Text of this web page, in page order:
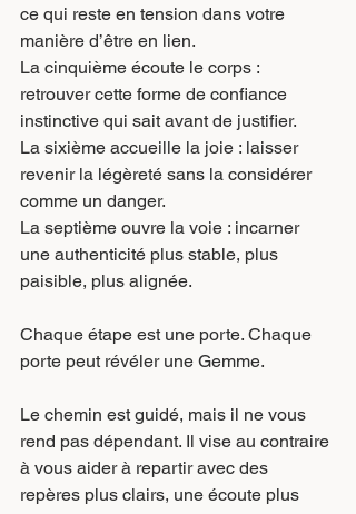
ce qui reste en tension dans votre
manière d’être en lien.
La cinquième écoute le corps :
retrouver cette forme de confiance
instinctive qui sait avant de justifier.
La sixième accueille la joie : laisser
revenir la légèreté sans la considérer
comme un danger.
La septième ouvre la voie : incarner
une authenticité plus stable, plus
paisible, plus alignée.
Chaque étape est une porte. Chaque
porte peut révéler une Gemme.
Le chemin est guidé, mais il ne vous
rend pas dépendant. Il vise au contraire
à vous aider à repartir avec des
repères plus clairs, une écoute plus